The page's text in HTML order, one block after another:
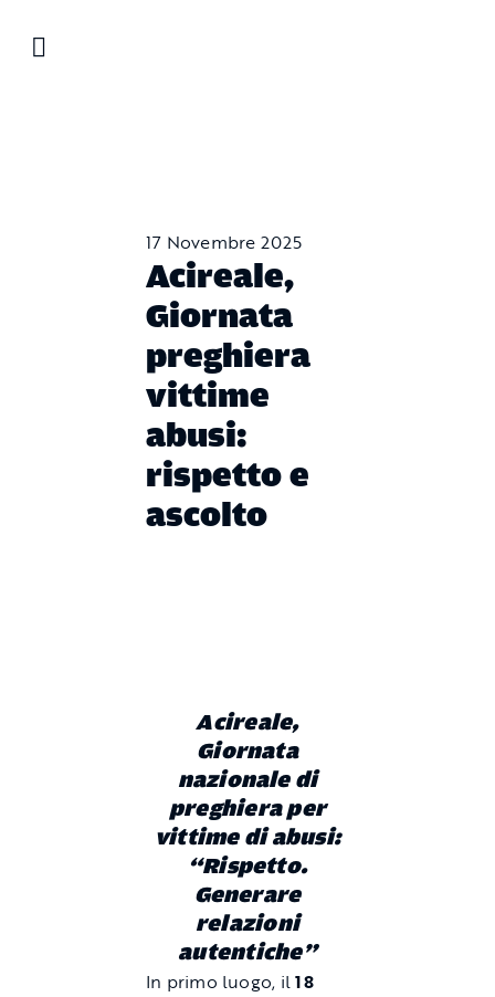
17 Novembre 2025
Acireale,
Giornata
preghiera
vittime
abusi:
rispetto e
ascolto
Acireale,
Giornata
nazionale di
preghiera per
vittime di abusi:
“Rispetto.
Generare
relazioni
autentiche”
In primo luogo, il18